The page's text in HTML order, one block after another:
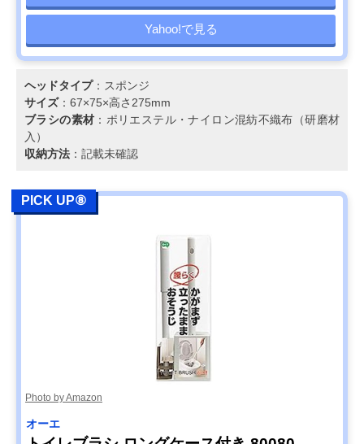
Yahoo!で見る
ヘッドタイプ：スポンジ
サイズ：67×75×高さ275mm
ブラシの素材 ：ポリエステル・ナイロン混紡不織布（研磨材
入）
収納方法 ：記載未確認
PICK UP⑧
Photo by Amazon
オーエ